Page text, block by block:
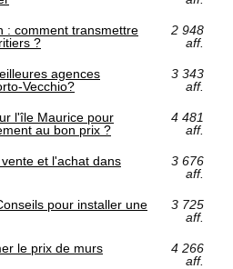
: comment transmettre
?
2 948
aff.
agences
Vecchio?
3 343
aff.
l'île Maurice pour
au bon prix ?
4 481
aff.
et l'achat dans
3 676
aff.
pour installer une
3 725
aff.
le prix de murs
4 266
aff.